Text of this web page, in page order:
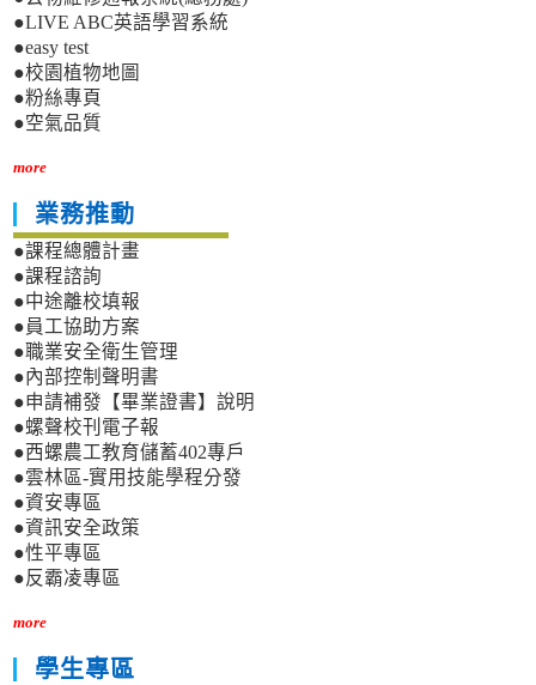
●LIVE ABC英語學習系統
●easy test
●校園植物地圖
●粉絲專頁
●空氣品質
more
業務推動
●課程總體計畫
●課程諮詢
●中途離校填報
●員工協助方案
●職業安全衛生管理
●內部控制聲明書
●申請補發【畢業證書】說明
●螺聲校刊電子報
●西螺農工教育儲蓄402專戶
●雲林區-實用技能學程分發
●資安專區
●資訊安全政策
●性平專區
●反霸凌專區
more
學生專區